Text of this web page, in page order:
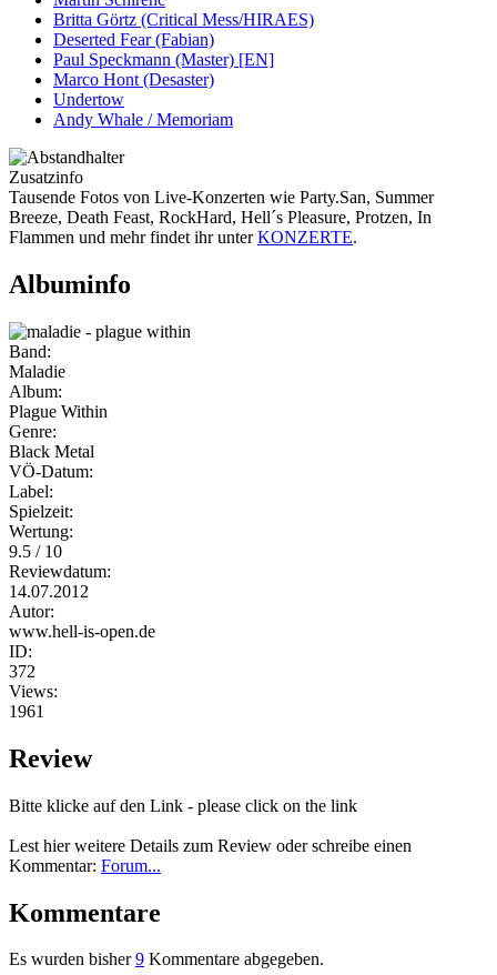
Britta Görtz (Critical Mess/HIRAES)
Deserted Fear (Fabian)
Paul Speckmann (Master) [EN]
Marco Hont (Desaster)
Undertow
Andy Whale / Memoriam
Zusatzinfo
Tausende Fotos von Live-Konzerten wie Party.San, Summer
Breeze, Death Feast, RockHard, Hell´s Pleasure, Protzen, In
Flammen und mehr findet ihr unterKONZERTE.
Albuminfo
Band:
Maladie
Album:
Plague Within
Genre:
Black Metal
VÖ-Datum:
Label:
Spielzeit:
Wertung:
9.5 / 10
Reviewdatum:
14.07.2012
Autor:
www.hell-is-open.de
ID:
372
Views:
1961
Review
Bitte klicke auf den Link - please click on the link
Lest hier weitere Details zum Review oder schreibe einen
Kommentar: Forum...
Kommentare
Es wurden bisher9 Kommentare abgegeben.